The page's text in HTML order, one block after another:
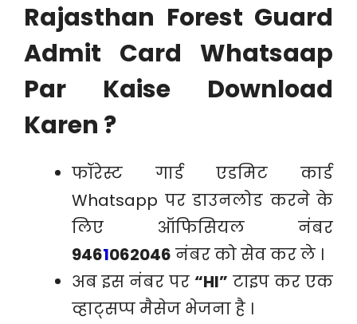
Rajasthan Forest Guard
Admit Card Whatsaap
Par Kaise Download
Karen ?
फॉरेस्ट गार्ड एडमिट कार्ड
Whatsapp पर डाउनलोड करने के
लिए ऑफिसियल नंबर
9461062046 नंबर को सेव कर ले ।
अब इस नंबर पर “HI” टाइप कर एक
व्हाट्सप्प मैसेज भेजना है ।